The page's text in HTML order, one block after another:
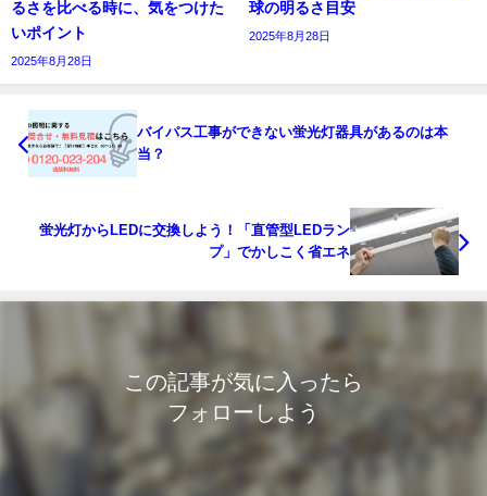
るさを比べる時に、気をつけた
いポイント
2025年8月28日
球の明るさ目安
2025年8月28日
バイパス工事ができない蛍光灯器具があるのは本
当？
蛍光灯からLEDに交換しよう！「直管型LEDラン
プ」でかしこく省エネ
この記事が気に入ったら
フォローしよう